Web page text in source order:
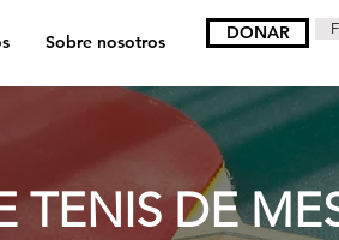
Sobre nosotros DONAR
TENIS DE